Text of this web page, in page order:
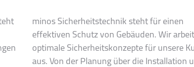
minos Sicherheitstechnik steht für einen
effektiven Schutz von Gebäuden. Wir
optimale Sicherheitskonzepte für unsere
aus. Von der Planung über die Installation